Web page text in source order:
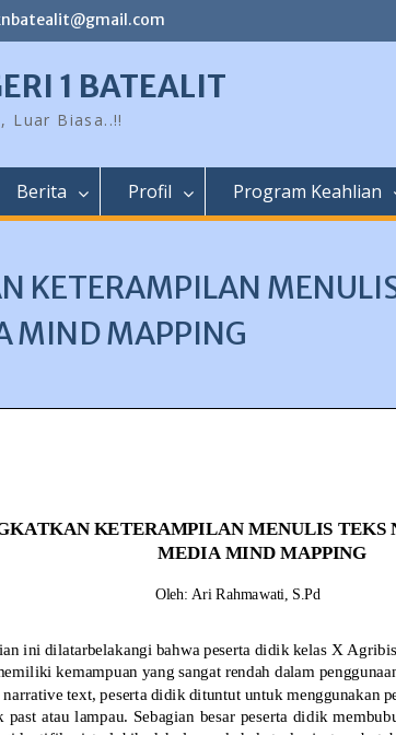
1 BATEALIT
Luar Biasa..!!
Berita Profil Program Keahlian
KETERAMPILAN
MIND MAPPING